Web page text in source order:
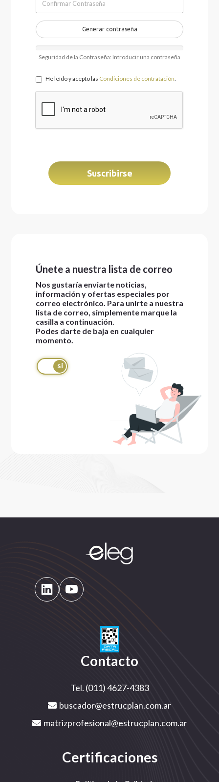
Generar contraseña
Seguridad de la Contraseña: Introducir una contraseña
He leído y acepto las Condiciones de contratación.
Únete a nuestra lista de correo
Nos gustaría enviarte noticias,
información y ofertas especiales por
correo electrónico. Para unirte a nuestra
lista de correo, simplemente marque la
casilla a continuación.
Podes darte de baja en cualquier
momento.
Contacto
Tel. (011) 4627-4383
buscador@estrucplan.com.ar
matrizprofesional@estrucplan.com.ar
Certificaciones